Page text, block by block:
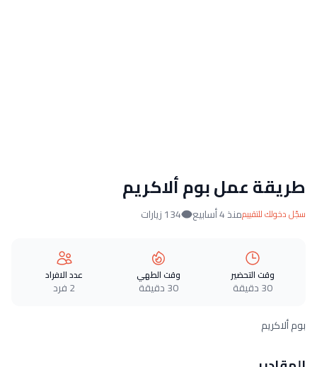
طريقة عمل بوم ألاكريم
سجّل دخولك للتقييممنذ 4 أسابيع 134 زيارات
وقت التحضير
30 دقيقة
وقت الطهي
30 دقيقة
عدد الافراد
2 فرد
بوم ألاكريم